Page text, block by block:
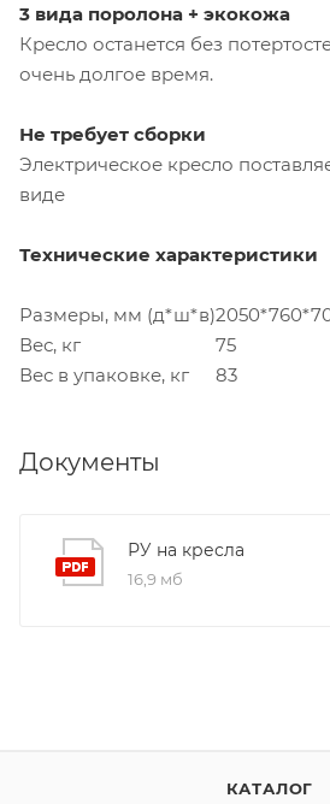
3 вида поролона + экокожа
Кресло останется без
очень долгое время.
Не требует сборки
Электрическое кресло
виде
Технические характеристики
Размеры, мм (д*ш*в)
Вес, кг
75
Вес в упаковке, кг
83
Документы
РУ на кресла
16,9 мб
КАТАЛОГ